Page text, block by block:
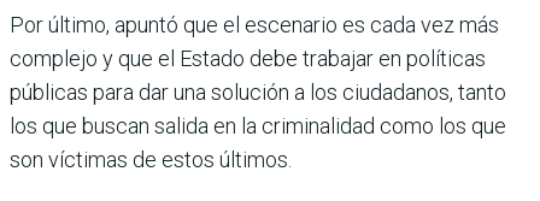
Por último, apuntó que el escenario es cada vez más
complejo y que el Estado debe trabajar en políticas
públicas para dar una solución a los ciudadanos, tanto
los que buscan salida en la criminalidad como los que
son víctimas de estos últimos.